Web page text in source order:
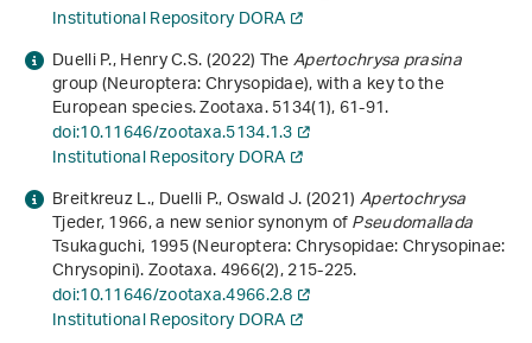
Institutional Repository DORA
Duelli P., Henry C.S. (2022) TheApertochrysa prasina
group (Neuroptera: Chrysopidae), with a key to the
European species. Zootaxa.5134(1), 61-91.
doi:10.11646/zootaxa.5134.1.3
Institutional Repository DORA
Breitkreuz L., Duelli P., Oswald J. (2021)Apertochrysa
Tjeder, 1966, a new senior synonym ofPseudomallada
Tsukaguchi, 1995 (Neuroptera: Chrysopidae: Chrysopinae:
Chrysopini). Zootaxa.4966(2), 215-225.
doi:10.11646/zootaxa.4966.2.8
Institutional Repository DORA